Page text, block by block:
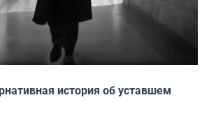
история об уставшем